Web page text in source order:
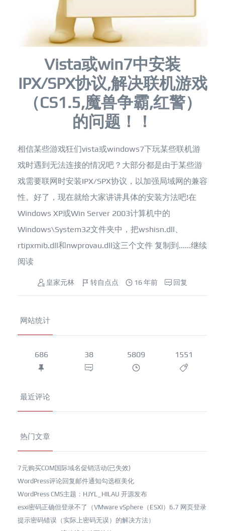
Vista或win7中安装
IPX/SPX协议,解决联机游戏
（CS1.5,魔兽争霸,红警）
的问题！！
相信某些游戏狂们vista或windows7下玩某些联机游
戏时遇到无法连接的情况吧？大部分都是由于某些游
戏需要联网时安装IPX/SPX协议，以加强局域网的兼容
性。好了，现在就给大家讲讲具体的安装方法吧!在
Windows XP或Win Server 2003计算机中的
Windows\System32文件夹中，把wshisn.dll、
rtipxmib.dll和nwprovau.dll这三个文件 复制到......继续
阅读
皇家元林 转自点点 16 年前 回复
网站统计
686 38 5809 1551
最近评论
热门文章
7元购买COM国际域名促销活动(已失效)
WordPress评论回复邮件通知勾选框美化
WordPress CMS主题：HJYL_HILAU 开源发布
esxi密码正确但登录不了（VMware vSphere（ESXI）6.7 网页登录
提示密码错误（实际上密码无误）的解决方法）